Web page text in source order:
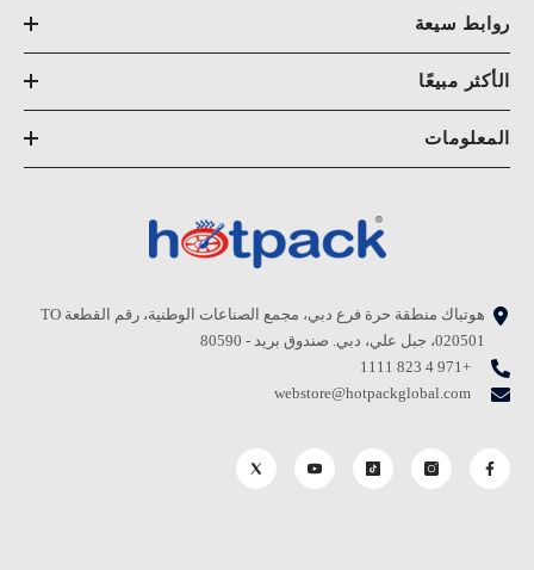
روابط سيعة
الأكثر مبيعًا
المعلومات
هوتباك منطقة حرة فرع دبي، مجمع الصناعات الوطنية، رقم القطعة TO
020501، جبل علي، دبي. صندوق بريد - 80590
+971 4 823 1111
webstore@hotpackglobal.com